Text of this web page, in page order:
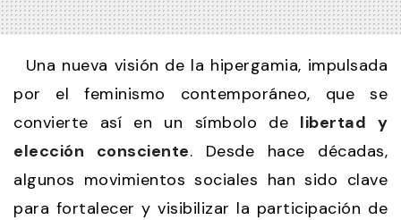
Una nueva visión de la hipergamia, impulsada
por el feminismo contemporáneo, que se
convierte así en un símbolo de libertad y
elección consciente. Desde hace décadas,
algunos movimientos sociales han sido clave
para fortalecer y visibilizar la participación de